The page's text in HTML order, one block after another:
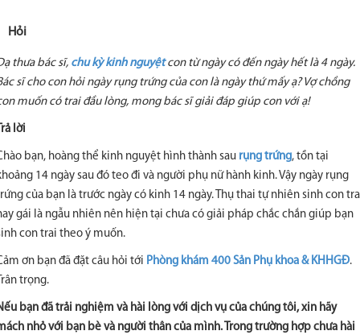
Hỏi
thưa bác sĩ, chu kỳ kinh nguyệtcon từ ngày có đến ngày hết là 4 ngày.
sĩ cho con hỏi ngày rụng trứng của con là ngày thứ mấy ạ? Vợ chồng
muốn có trai đầu lòng, mong bác sĩ giải đáp giúp con với ạ!
lời
bạn, hoàng thể kinh nguyệt hình thành sau rụng trứng, tồn tại
14 ngày sau đó teo đi và người phụ nữ hành kinh. Vậy ngày rụng
của bạn là trước ngày có kinh 14 ngày. Thụ thai tự nhiên sinh con
gái là ngẫu nhiên nên hiện tại chưa có giải pháp chắc chắn giúp bạn
con trai theo ý muốn.
ơn bạn đã đặt câu hỏi tới Phòng khám 400 Sản Phụ khoa & KHHGĐ.
trọng.
bạn đã trải nghiệm và hài lòng với dịch vụ của chúng tôi, xin hãy
nhỏ với bạn bè và người thân của mình. Trong trường hợp chưa hài